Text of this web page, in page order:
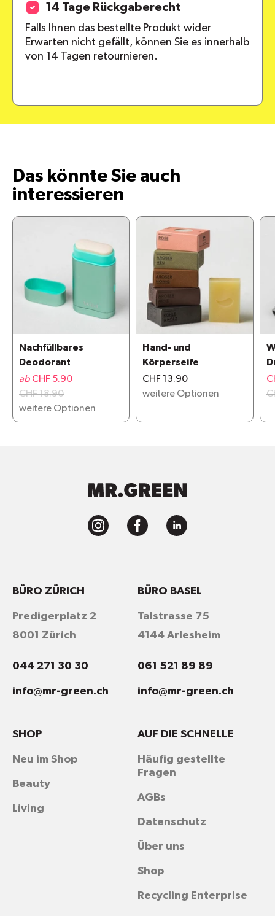
14 Tage Rückgaberecht
Falls Ihnen das bestellte Produkt wider
Erwarten nicht gefällt, können Sie es innerhalb
von 14 Tagen retournieren.
Das könnte Sie auch
interessieren
Nachfüllbares
Deodorant
ab CHF 5.90
CHF 18.90
weitere Optionen
Hand- und
Körperseife
CHF 13.90
weitere Optionen
BÜRO ZÜRICH
Predigerplatz 2
8001 Zürich
044 271 30 30
info@mr-green.ch
BÜRO BASEL
Talstrasse 75
4144 Arlesheim
061 521 89 89
info@mr-green.ch
AUF DIE SCHNELLE
Häufig gestellte
Fragen
AGBs
Datenschutz
Über uns
Shop
Recycling Enterprise
SHOP
Neu im Shop
Beauty
Living